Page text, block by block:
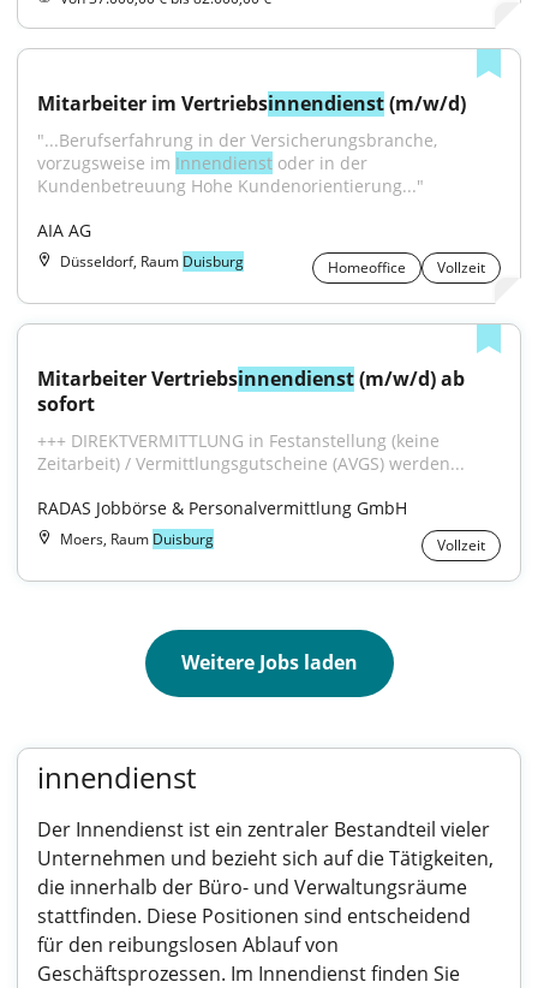
Mitarbeiter im Vertriebsinnendienst (m/w/d)
"...Berufserfahrung in der Versicherungsbranche,
vorzugsweise im Innendienst oder in der
Kundenbetreuung Hohe Kundenorientierung..."
AIA AG
Düsseldorf, Raum Duisburg Homeoffice Vollzeit
Mitarbeiter Vertriebsinnendienst (m/w/d) ab
sofort
+++ DIREKTVERMITTLUNG in Festanstellung (keine
Zeitarbeit) / Vermittlungsgutscheine (AVGS) werden...
RADAS Jobbörse & Personalvermittlung GmbH
Moers, Raum Duisburg Vollzeit
Weitere Jobs laden
innendienst
Der Innendienst ist ein zentraler Bestandteil vieler
Unternehmen und bezieht sich auf die Tätigkeiten,
die innerhalb der Büro- und Verwaltungsräume
stattfinden. Diese Positionen sind entscheidend
für den reibungslosen Ablauf von
Geschäftsprozessen. Im Innendienst finden Sie